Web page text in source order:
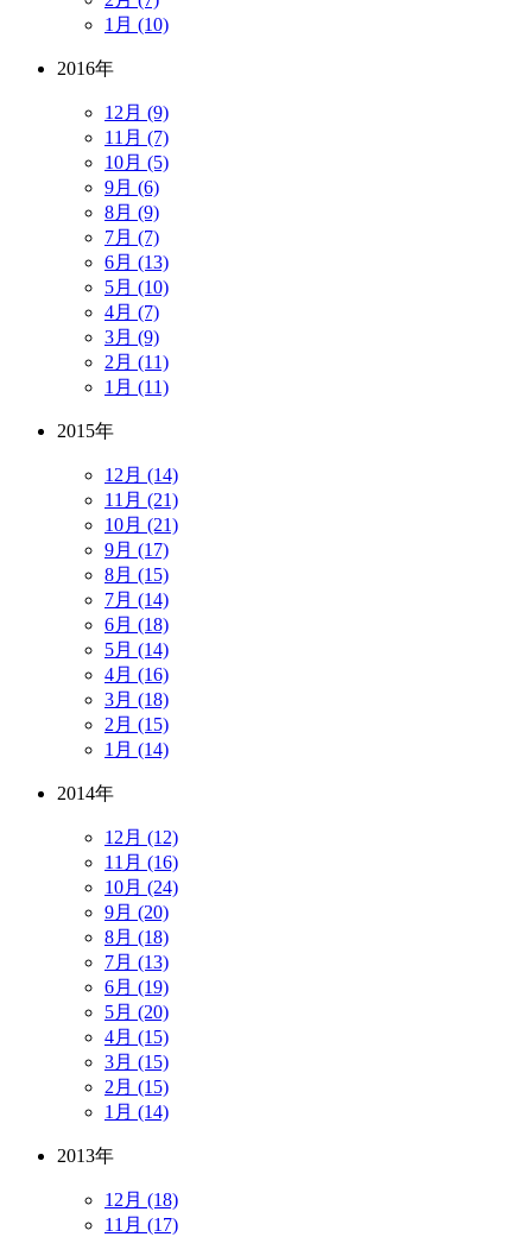
1月 (10)
2016年
12月 (9)
11月 (7)
10月 (5)
9月 (6)
8月 (9)
7月 (7)
6月 (13)
5月 (10)
4月 (7)
3月 (9)
2月 (11)
1月 (11)
2015年
12月 (14)
11月 (21)
10月 (21)
9月 (17)
8月 (15)
7月 (14)
6月 (18)
5月 (14)
4月 (16)
3月 (18)
2月 (15)
1月 (14)
2014年
12月 (12)
11月 (16)
10月 (24)
9月 (20)
8月 (18)
7月 (13)
6月 (19)
5月 (20)
4月 (15)
3月 (15)
2月 (15)
1月 (14)
2013年
12月 (18)
11月 (17)